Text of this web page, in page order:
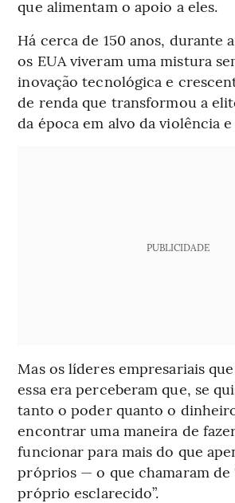
que alimentam o apoio a eles.
Há cerca de 150 anos, durante
os EUA viveram uma mistura
inovação tecnológica e
de renda que transformou a
da época em alvo da violência
PUBLICIDADE
Mas os líderes empresariais
essa era perceberam que, se
tanto o poder quanto o
encontrar uma maneira de
funcionar para mais do que
próprios — o que chamaram de
próprio esclarecido”.